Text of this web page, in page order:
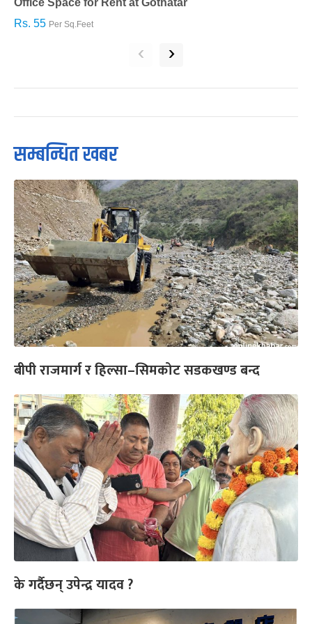
Rs. 55 Per Sq.Feet
‹ ›
सम्बन्धित खबर
बीपी राजमार्ग र हिल्सा–सिमकोट सडकखण्ड बन्द
के गर्दैछन् उपेन्द्र यादव ?